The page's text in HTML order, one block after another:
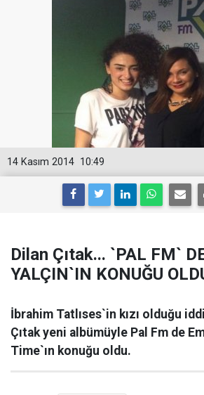
10:49
14 Kasım 2014
Dilan Çıtak... `PAL FM`
YALÇIN`IN KONUĞU
İbrahim Tatlıses`in kızı olduğu
Çıtak yeni albümüyle Pal Fm de
Time`ın konuğu oldu.